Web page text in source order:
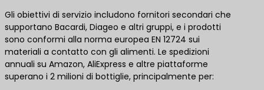
Gli obiettivi di servizio includono fornitori secondari che
supportano Bacardi, Diageo e altri gruppi, e i prodotti
sono conformi alla norma europea EN 12724 sui
materiali a contatto con gli alimenti. Le spedizioni
annuali su Amazon, AliExpress e altre piattaforme
superano i 2 milioni di bottiglie, principalmente per: